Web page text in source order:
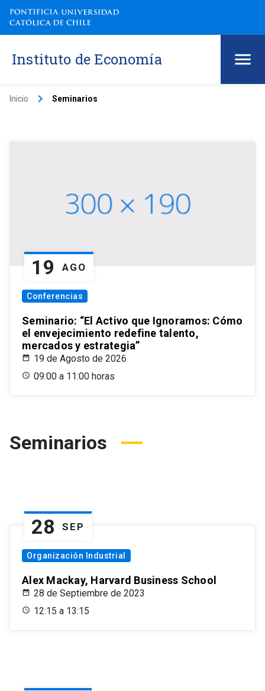
Instituto de Economía
Inicio keyboard_arrow_right Seminarios
19 AGO
Conferencias
Seminario: “El Activo que Ignoramos: Cómo
el envejecimiento redefine talento,
mercados y estrategia”
19 de Agosto de 2026
09:00 a 11:00 horas
Seminarios
28 SEP
Organización Industrial
Alex Mackay, Harvard Business School
28 de Septiembre de 2023
12:15 a 13:15